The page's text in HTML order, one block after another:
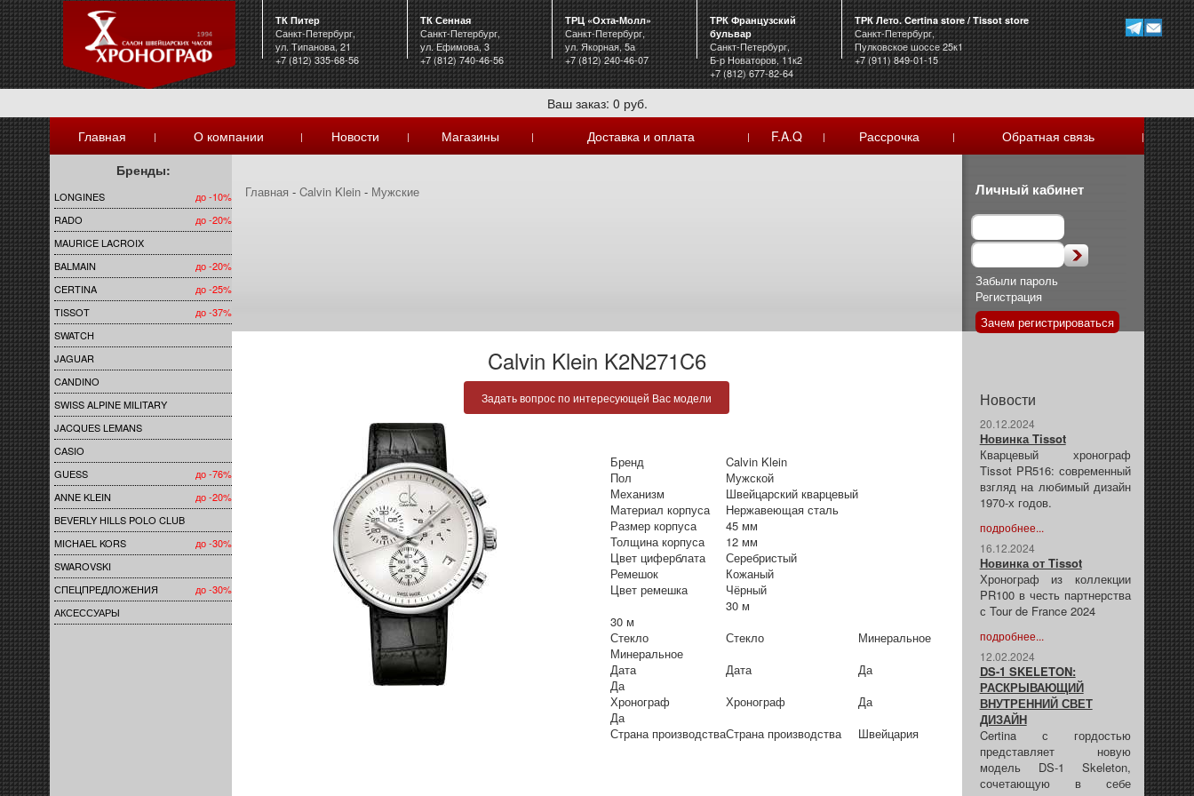
ТК Питер
Санкт-Петербург,
ул. Типанова, 21
+7 (812) 335-68-56
ТК Сенная
Санкт-Петербург,
ул. Ефимова, 3
+7 (812) 740-46-56
ТРЦ «Охта-Молл»
Санкт-Петербург,
ул. Якорная, 5а
+7 (812) 240-46-07
ТРК Французский
бульвар
Санкт-Петербург,
Б-р Новаторов, 11к2
+7 (812) 677-82-64
ТРК Лето. Certina store / Tissot store
Санкт-Петербург,
Пулковское шоссе 25к1
+7 (911) 849-01-15
Ваш заказ: 0 руб.
Главная
| О компании | Новости | Магазины | Доставка и оплата | F.A.Q | Рассрочка | Обратная связь |
Бренды:
LONGINES
до -10%
RADO
до -20%
MAURICE LACROIX
BALMAIN
до -20%
CERTINA
до -25%
TISSOT
до -37%
SWATCH
JAGUAR
CANDINO
SWISS ALPINE MILITARY
JACQUES LEMANS
CASIO
GUESS
до -76%
ANNE KLEIN
до -20%
BEVERLY HILLS POLO CLUB
MICHAEL KORS
до -30%
SWAROVSKI
СПЕЦПРЕДЛОЖЕНИЯ
до -30%
АКСЕССУАРЫ
Главная -Calvin Klein - Мужские
Calvin Klein K2N271C6
Задать вопрос по интересующей Вас модели
Бренд
Calvin Klein
Пол
Мужской
Механизм
Швейцарский кварцевый
Материал корпуса
Нержавеющая сталь
Размер корпуса
45 мм
Толщина корпуса
12 мм
Цвет циферблата
Серебристый
Ремешок
Кожаный
Цвет ремешка
Чёрный
30 м
30 м
Стекло
Стекло
Минеральное
Минеральное
Дата
Дата
Да
Да
Хронограф
Хронограф
Да
Да
Страна производстваСтрана производства Швейцария
Личный кабинет
Забыли пароль
Регистрация
Зачем регистрироваться
Новости
20.12.2024
Новинка Tissot
Кварцевый хронограф
Tissot PR516: современный
взгляд на любимый дизайн
1970-х годов.
подробнее...
16.12.2024
Новинка от Tissot
Хронограф из коллекции
PR100 в честь партнерства
с Tour de France 2024
подробнее...
12.02.2024
DS-1 SKELETON:
РАСКРЫВАЮЩИЙ
ВНУТРЕННИЙ СВЕТ
ДИЗАЙН
Certina с гордостью
представляет новую
модель DS-1 Skeleton,
сочетающую в себе